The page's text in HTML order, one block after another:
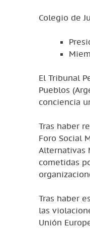
Colegio de
El Tribunal
Pueblos
conciencia
Tras haber
Foro Social
Alternativas
cometidas
Tras haber
las
Unión